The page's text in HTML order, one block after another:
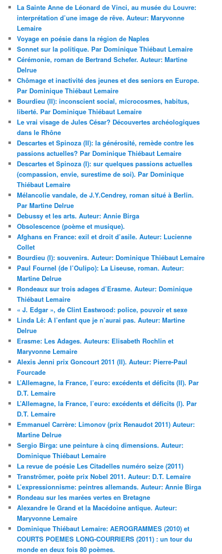
La Sainte Anne de Léonard de Vinci, au musée du Louvre:
interprétation d’une image de rêve. Auteur: Maryvonne
Lemaire
Voyage en poésie dans la région de Naples
Sonnet sur la politique. Par Dominique Thiébaut Lemaire
Cérémonie, roman de Bertrand Schefer. Auteur: Martine
Delrue
Chômage et inactivité des jeunes et des seniors en Europe.
Par Dominique Thiébaut Lemaire
Bourdieu (II): inconscient social, microcosmes, habitus,
liberté. Par Dominique Thiébaut Lemaire
Le vrai visage de Jules César? Découvertes archéologiques
dans le Rhône
Descartes et Spinoza (II): la générosité, remède contre les
passions actuelles? Par Dominique Thiébaut Lemaire
Descartes et Spinoza (I): sur quelques passions actuelles
(compassion, envie, surestime de soi). Par Dominique
Thiébaut Lemaire
Mélancolie vandale, de J.Y.Cendrey, roman situé à Berlin.
Par Martine Delrue
Debussy et les arts. Auteur: Annie Birga
Obsolescence (poème et musique).
Afghans en France: exil et droit d’asile. Auteur: Lucienne
Collet
Bourdieu (I): souvenirs. Auteur: Dominique Thiébaut Lemaire
Paul Fournel (de l’Oulipo): La Liseuse, roman. Auteur:
Martine Delrue
Rondeaux sur trois adages d’Erasme. Auteur: Dominique
Thiébaut Lemaire
« J. Edgar », de Clint Eastwood: police, pouvoir et sexe
Linda Lê: A l’enfant que je n’aurai pas. Auteur: Martine
Delrue
Erasme: Les Adages. Auteurs: Elisabeth Rochlin et
Maryvonne Lemaire
Alexis Jenni prix Goncourt 2011 (II). Auteur: Pierre-Paul
Fourcade
L’Allemagne, la France, l’euro: excédents et déficits (II). Par
D.T. Lemaire
L’Allemagne, la France, l’euro: excédents et déficits (I). Par
D.T. Lemaire
Emmanuel Carrère: Limonov (prix Renaudot 2011) Auteur:
Martine Delrue
Sergio Birga: une peinture à cinq dimensions. Auteur:
Dominique Thiébaut Lemaire
La revue de poésie Les Citadelles numéro seize (2011)
Tranströmer, poète prix Nobel 2011. Auteur: D.T. Lemaire
L’expressionnisme: peintres allemands. Auteur: Annie Birga
Rondeau sur les marées vertes en Bretagne
Alexandre le Grand et la Macédoine antique. Auteur:
Maryvonne Lemaire
Dominique Thiébaut Lemaire: AEROGRAMMES (2010) et
COURTS POEMES LONG-COURRIERS (2011) : un tour du
monde en deux fois 80 poèmes.